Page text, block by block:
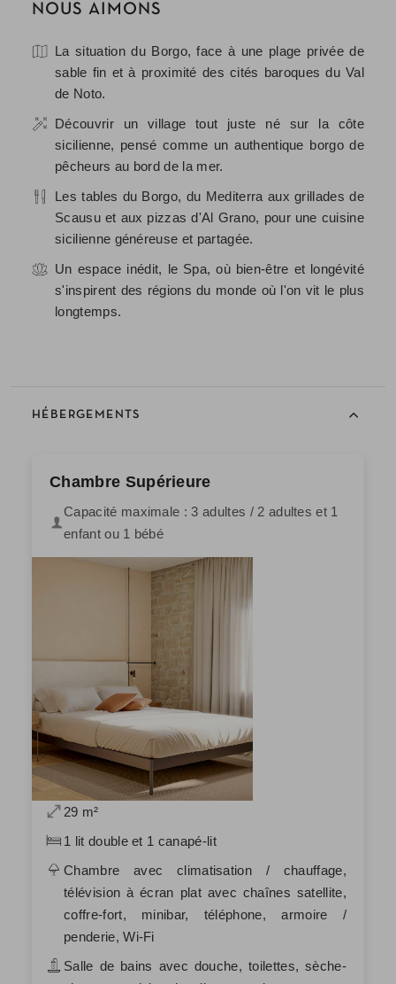
NOUS AIMONS
La situation du Borgo, face à une plage privée de
sable fin et à proximité des cités baroques du Val
de Noto.
Découvrir un village tout juste né sur la côte
sicilienne, pensé comme un authentique borgo de
pêcheurs au bord de la mer.
Les tables du Borgo, du Mediterra aux grillades de
Scausu et aux pizzas d'Al Grano, pour une cuisine
sicilienne généreuse et partagée.
Un espace inédit, le Spa, où bien-être et longévité
s'inspirent des régions du monde où l'on vit le plus
longtemps.
HÉBERGEMENTS
Chambre Supérieure
Capacité maximale : 3 adultes / 2 adultes et 1
enfant ou 1 bébé
29 m²
1 lit double et 1 canapé-lit
Chambre avec climatisation / chauffage,
télévision à écran plat avec chaînes satellite,
coffre-fort, minibar, téléphone, armoire /
penderie, Wi-Fi
Salle de bains avec douche, toilettes, sèche-